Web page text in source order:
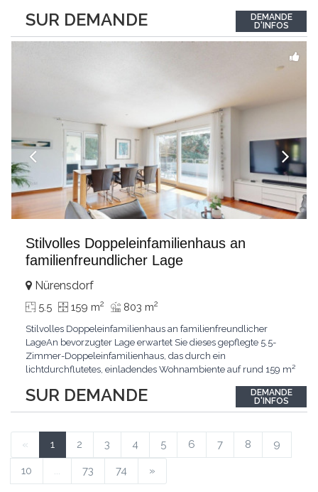
SUR DEMANDE
excavé, cette villa propose une surface habitable utile de plus
de 260 m², soigneusement...
DEMANDE
D'INFOS
Stilvolles Doppeleinfamilienhaus an
familienfreundlicher Lage
SUR DEMANDE
Nürensdorf
5.5 159 m2 803 m2
Stilvolles Doppeleinfamilienhaus an familienfreundlicher
LageAn bevorzugter Lage erwartet Sie dieses gepflegte 5.5-
Zimmer-Doppeleinfamilienhaus, das durch ein
lichtdurchflutetes, einladendes Wohnambiente auf rund 159 m²
Liegenschaft in einem hervorragenden Zustand und vereint
zeitgemässen Wohnkomfort perfekt mit nachhaltiger
DEMANDE
D'INFOS
« 1 2 3 4 5 6 7 8 9
10 ... 73 74 »